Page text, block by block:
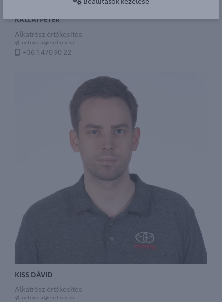
KÁLLAI PÉTER
Alkatrész értékesítés
oetoyota@emilfrey.hu
+36 1 470 90 22
KISS DÁVID
Alkatrész értékesítés
oetoyota@emilfrey.hu